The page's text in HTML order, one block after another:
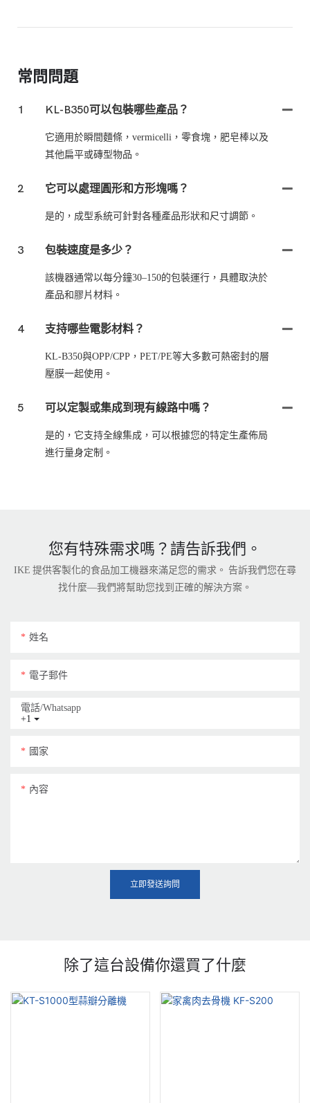
常問問題
1 KL-B350可以包裝哪些產品？
它適用於瞬間麵條，vermicelli，零食塊，肥皂棒以及
其他扁平或磚型物品。
2 它可以處理圓形和方形塊嗎？
是的，成型系統可針對各種產品形狀和尺寸調節。
3 包裝速度是多少？
該機器通常以每分鐘30–150的包裝運行，具體取決於
產品和膠片材料。
4 支持哪些電影材料？
KL-B350與OPP/CPP，PET/PE等大多數可熱密封的層
壓膜一起使用。
5 可以定製或集成到現有線路中嗎？
是的，它支持全線集成，可以根據您的特定生產佈局
進行量身定制。
您有特殊需求嗎？請告訴我們。
IKE 提供客製化的食品加工機器來滿足您的需求。 告訴我們您在尋
找什麼—我們將幫助您找到正確的解決方案。
姓名
電子郵件
+1
電話/whatsapp
國家
內容
立即發送詢問
除了這台設備你還買了什麼